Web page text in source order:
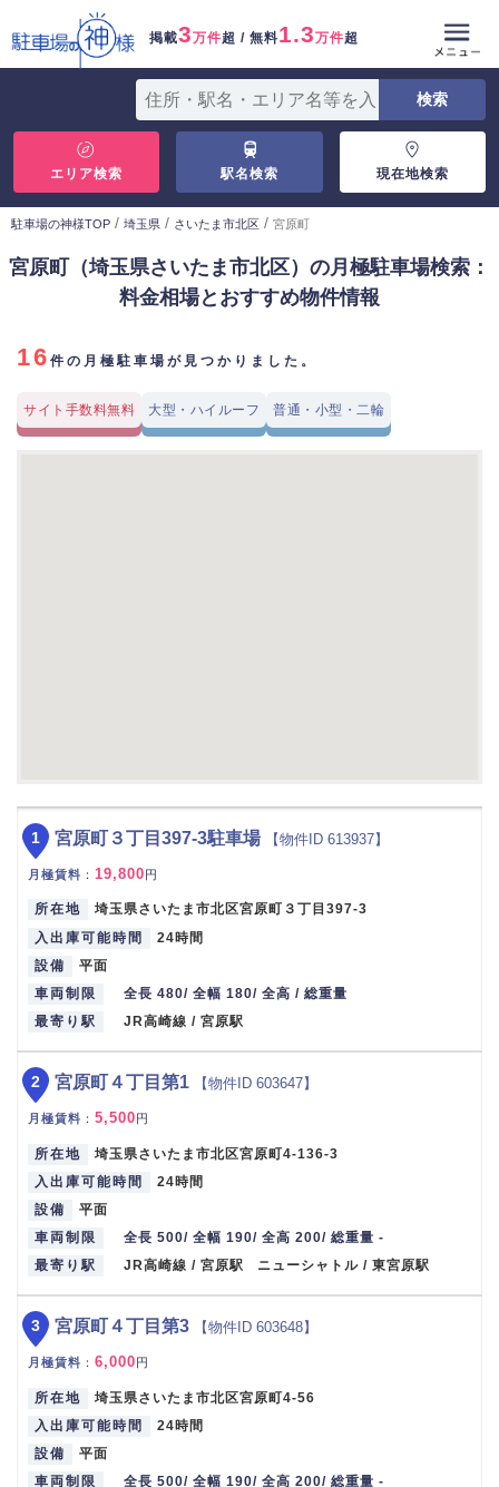
掲載3万件超 / 無料1.3万件超
エリア検索 駅名検索 現在地検索
駐車場の神様TOP / 埼玉県 / さいたま市北区 / 宮原町
宮原町（埼玉県さいたま市北区）の月極駐車場検索：
料金相場とおすすめ物件情報
16 件の月極駐車場が見つかりました。
サイト手数料無料 大型・ハイルーフ 普通・小型・二輪
宮原町３丁目397-3駐車場 【物件ID 613937】
月極賃料 ： 19,800円
所在地
埼玉県さいたま市北区宮原町３丁目397-3
入出庫可能時間
24時間
設備
平面
車両制限
全長 480/ 全幅 180/ 全高 / 総重量
最寄り駅
JR高崎線 / 宮原駅
1
宮原町４丁目第1 【物件ID 603647】
月極賃料 ： 5,500 円
所在地
埼玉県さいたま市北区宮原町4-136-3
入出庫可能時間
24時間
設備
平面
車両制限
全長 500/ 全幅 190/ 全高 200/ 総重量 -
最寄り駅
JR高崎線 / 宮原駅 ニューシャトル / 東宮原駅
2
宮原町４丁目第3 【物件ID 603648】
月極賃料 ： 6,000 円
所在地
埼玉県さいたま市北区宮原町4-56
入出庫可能時間
24時間
設備
平面
車両制限
全長 500/ 全幅 190/ 全高 200/ 総重量 -
3